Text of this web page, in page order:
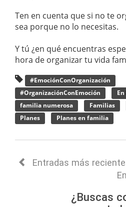
Ten en cuenta que si no te
sea porque no lo necesitas.
Y tú ¿en qué encuentras
hora de organizar tu vida
#EmociónConOrganización
#OrganizaciónConEmoción
familia numerosa
Familias
Planes
Planes en familia
Entradas más
¿Buscas